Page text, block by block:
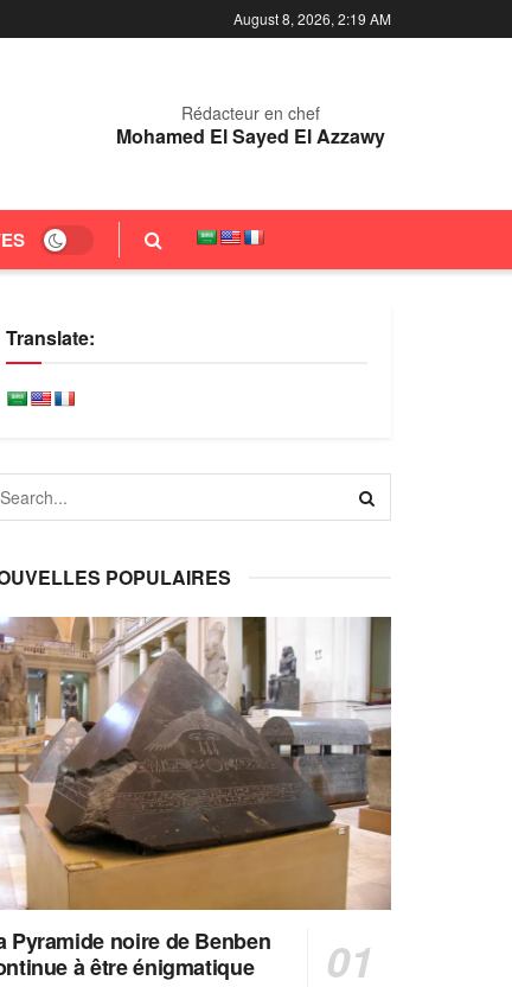
August 8, 2026, 2:19 AM
Rédacteur en chef
Mohamed El Sayed El Azzawy
Translate:
POPULAIRES
Pyramide noire de Benben
à être énigmatique